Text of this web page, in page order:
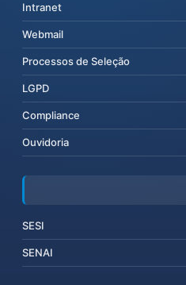
Intranet
Webmail
Processos de Seleção
LGPD
Compliance
Ouvidoria
SESI
SENAI